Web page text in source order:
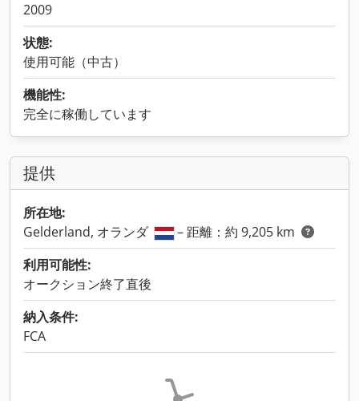
2009
状態:
使用可能（中古）
機能性:
完全に稼働しています
提供
所在地:
Gelderland, オランダ
– 距離：約 9,205 km
利用可能性:
オークション終了直後
納入条件:
FCA